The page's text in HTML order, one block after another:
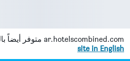
ar.hotelscombined.com متوفر أيضاً
site in English